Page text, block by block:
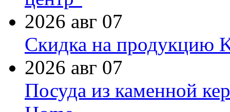
2026 авг 07
Скидка на продукцию
2026 авг 07
Посуда из каменной